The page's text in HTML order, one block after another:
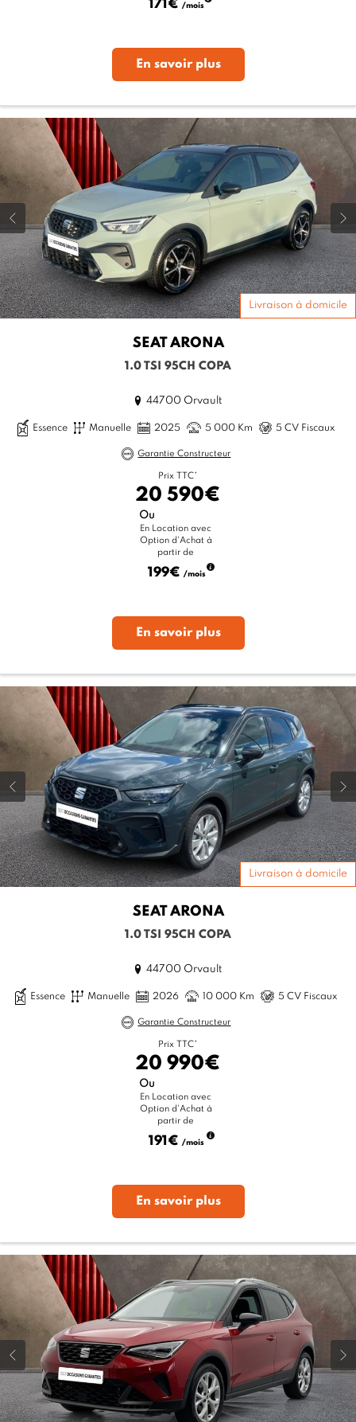
171€ /mois
En savoir plus
Livraison à domicile
SEATARONA
1.0 TSI 95CH COPA
44700 Orvault
Essence Manuelle 2025 5 000 Km 5 CV Fiscaux
Garantie Constructeur
Prix TTC*
20 590€
Ou
En Location avec
Option d'Achat à
partir de
199€ /mois
En savoir plus
Livraison à domicile
SEATARONA
1.0 TSI 95CH COPA
44700 Orvault
Essence Manuelle 2026 10 000 Km 5 CV Fiscaux
Garantie Constructeur
Prix TTC*
20 990€
Ou
En Location avec
Option d'Achat à
partir de
191€ /mois
En savoir plus